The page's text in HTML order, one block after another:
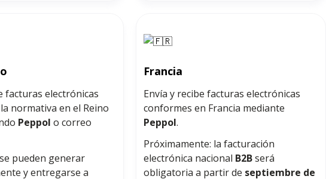
facturas electrónicas
normativa en el Reino
Peppol o correo
pueden generar
y entregarse a
Francia
Envía y recibe facturas electrónicas
conformes en Francia mediante
Peppol.
Próximamente: la facturación
electrónica nacional B2Bserá
obligatoria a partir de septiembre de